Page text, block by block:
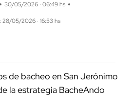
30/05/2026 · 06:49 hs
28/05/2026 · 16:53 hs
de bacheo en San Jerónimo
la estrategia BacheAndo